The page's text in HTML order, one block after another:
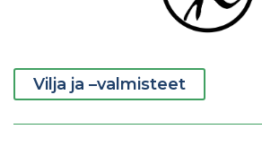
Vilja ja –valmisteet